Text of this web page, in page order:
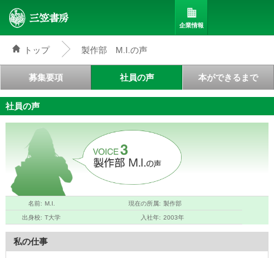
三笠書房
トップ 製作部 M.I.の声
企業情報
募集要項 社員の声 本ができるまで
社員の声
VOICE3
名前 M.I. 現在の所属 製作部
出身校 T大学 入社年 2003年
私の仕事